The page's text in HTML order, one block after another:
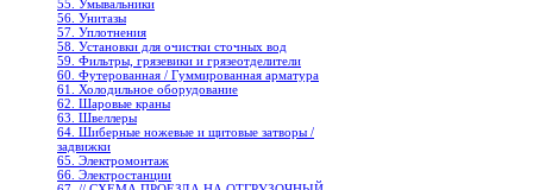
55. Умывальники
56. Унитазы
57. Уплотнения
58. Установки для очистки сточных вод
59. Фильтры, грязевики и грязеотделители
60. Футерованная / Гуммированная арматура
61. Холодильное oборудование
62. Шаровые краны
63. Швеллеры
64. Шиберные ножевые и щитовые затворы /
задвижки
65. Электромонтаж
66. Электростанции